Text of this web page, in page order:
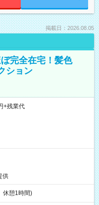
掲載日：2026.08.05
完全在宅！髪色
ション
+残業代
供
休憩1時間)